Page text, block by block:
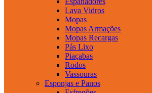
Lava Vidros
Mopas
Mopas Armações
Mopas Recargas
Pás Lixo
Piaçabas
Rodos
Vassouras
Esponjas e Panos